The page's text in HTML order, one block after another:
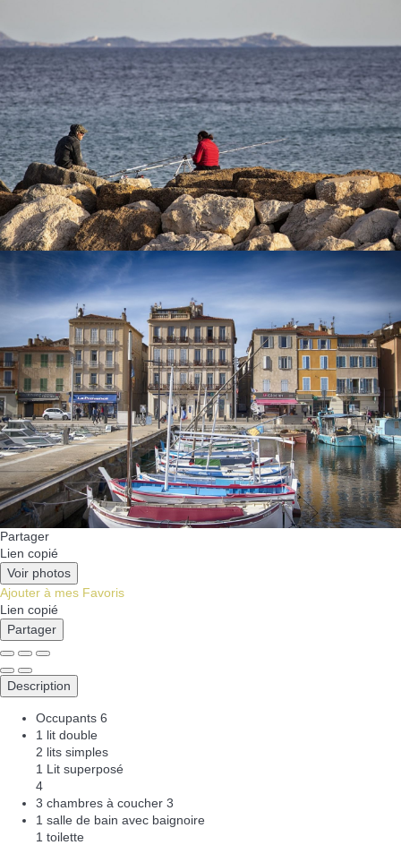
Partager
Lien copié
Voir photos
Ajouter à mes Favoris
Lien copié
Partager
Description
Occupants 6
1 lit double
2 lits simples
1 Lit superposé
4
3 chambres à coucher 3
1 salle de bain avec baignoire
1 toilette